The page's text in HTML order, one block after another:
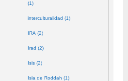
(1)
interculturalidad (1)
IRA (2)
Irad (2)
Isis (2)
Isla de Roddah (1)